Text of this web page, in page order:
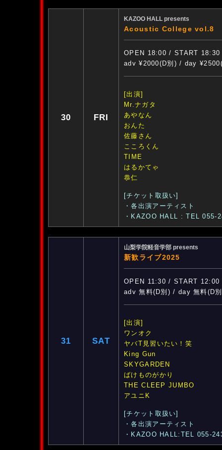
30 FRI
KAZOO HALL presents
Acoustic College vol.8
OPEN 18:00 / START 18:30
adv ¥2000(D別) / day
[出演]
Mr.ナガタ
あやなん
おんた
佐藤さん
こころくん
TIME
はるかてゃ
恭仁
[チケット取扱い]
・各出演アーティスト
・KAZOO HALL : TEL 055-
31 SAT
山梨学院軽音学部 presents
新歓ライブ2025
OPEN 11:30 / START 12:00
adv 無料(D別) / day 無料(D
[出演]
ワンオク
ヤバT見習いたい！笑
King Gun
SKYGARDEN
ばけものがかり
THE CLEEP JUMBO
アユニK
[チケット取扱い]
・各出演アーティスト
・KAZOO HALL:TEL 055-